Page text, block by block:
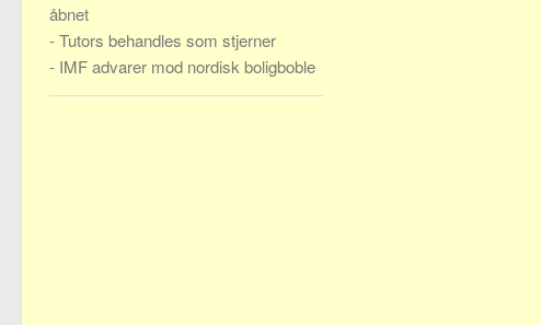
åbnet
-Tutors behandles som stjerner
- IMF advarer mod nordisk boligboble